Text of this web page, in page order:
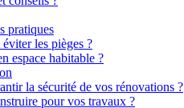
pratiques
les pièges ?
espace habitable ?
la sécurité de vos rénovations ?
pour vos travaux ?